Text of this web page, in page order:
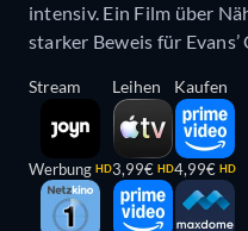
intensiv. Ein Film über
starker Beweis für
Stream
Werbung HD
Leihen
3,99€ HD
Kaufen
4,99€ HD